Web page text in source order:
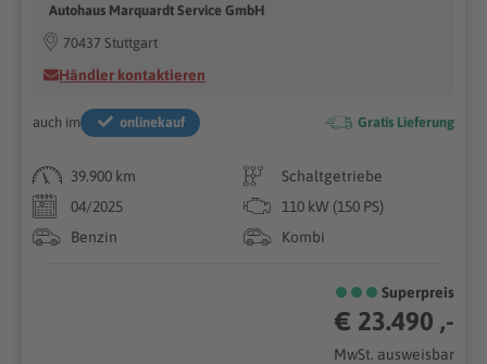
Autohaus Marquardt Service GmbH
70437 Stuttgart
Händler kontaktieren
auch im onlinekauf Gratis Lieferung
39.900 km
Schaltgetriebe
04/2025
110 kW (150 PS)
Benzin
Kombi
Superpreis
€ 23.490 ,-
MwSt. ausweisbar